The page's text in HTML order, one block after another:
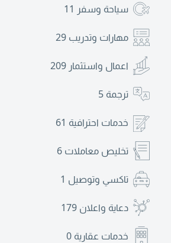
سياحة وسفر 11
مهارات وتدريب 29
اعمال واستثمار 209
ترجمة 5
خدمات احترافية 61
تخليص معاملات 6
تاكسي وتوصيل 1
دعاية واعلان 179
خدمات عقارية 0